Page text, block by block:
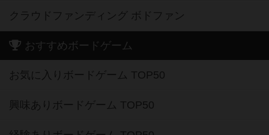
クラウドファンディング ボドファン
おすすめボードゲーム
お気に入りボードゲーム TOP50
興味ありボードゲーム TOP50